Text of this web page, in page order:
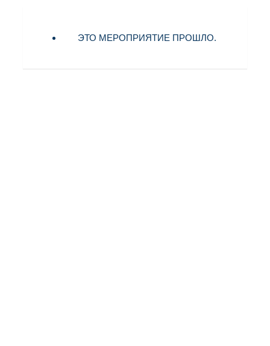
ЭТО МЕРОПРИЯТИЕ ПРОШЛО.